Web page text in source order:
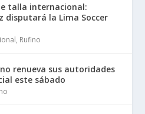
talla internacional:
disputará la Lima Soccer
, Rufino
renueva sus autoridades
este sábado